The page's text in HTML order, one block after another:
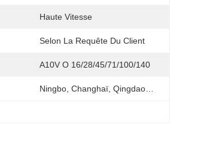
Haute Vitesse
Selon La Requête Du Client
A10V O 16/28/45/71/100/140
Ningbo, Changhaï, Qingdao…